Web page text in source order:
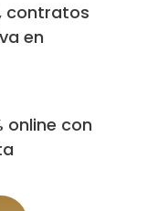
contratos
en
online con